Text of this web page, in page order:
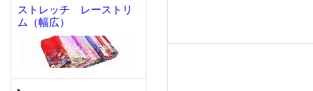
ストレッチ レーストリ
ム（幅広）